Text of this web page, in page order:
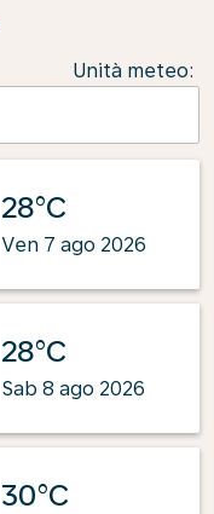
Unità meteo:
28°C
Ven 7 ago 2026
28°C
Sab 8 ago 2026
30°C